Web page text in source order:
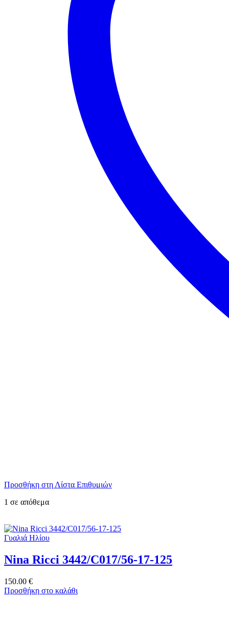
Προσθήκη στη Λίστα Επιθυμιών
1 σε απόθεμα
Γυαλιά Ηλίου
Nina Ricci 3442/C017/56-17-125
150.00 €
Προσθήκη στο καλάθι